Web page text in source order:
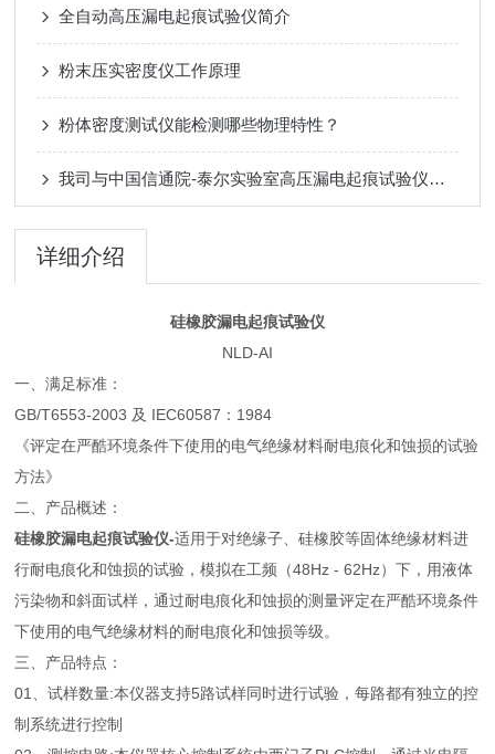
全自动高压漏电起痕试验仪简介
粉末压实密度仪工作原理
粉体密度测试仪能检测哪些物理特性？
我司与中国信通院-泰尔实验室高压漏电起痕试验仪达成供货合作
详细介绍
硅橡胶漏电起痕试验仪
NLD-AI
一、满足标准：
GB/T6553-2003 及 IEC60587：1984
《评定在严酷环境条件下使用的电气绝缘材料耐电痕化和蚀损的试验
方法》
二、产品概述：
硅橡胶漏电起痕试验仪-适用于对绝缘子、硅橡胶等固体绝缘材料进
行耐电痕化和蚀损的试验，模拟在工频（48Hz - 62Hz）下，用液体
污染物和斜面试样，通过耐电痕化和蚀损的测量评定在严酷环境条件
下使用的电气绝缘材料的耐电痕化和蚀损等级。
三、产品特点：
01、试样数量:本仪器支持5路试样同时进行试验，每路都有独立的控
制系统进行控制